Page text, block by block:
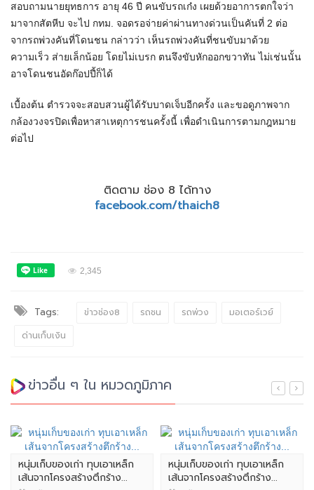
สอบถามนายยุทธการ อายุ 46 ปี คนขับรถเก๋ง เผยด้วยอาการตกใจว่า
มาจากสัตหีบ จะไป กทม. จอดรอจ่ายค่าผ่านทางด่วนเป็นคันที่ 2 ต่อ
จากรถพ่วงคันที่โดนชน กล่าวว่า เห็นรถพ่วงคันที่ชนขับมาด้วย
ความเร็ว ส่ายเล็กน้อย โดยไม่เบรก ตนจึงขับหักออกขวาทัน ไม่เช่นนั้น
อาจโดนชนอัดก๊อปปี้ก็ได้
เบื้องต้น ตำรวจจะสอบสวนผู้ได้รับบาดเจ็บอีกครั้ง และขอดูภาพจาก
กล้องวงจรปิดเพื่อหาสาเหตุการชนครั้งนี้ เพื่อดำเนินการตามกฎหมาย
ต่อไป
ติดตาม ช่อง 8 ได้ทาง
facebook.com/thaich8
2,345
Tags: ข่าวช่อง8 รถชน รถพ่วง
มอเตอร์เวย์
ด่านเก็บเงิน
ข่าวอื่น ๆ ใน หมวดภูมิภาค
หนุ่มเก็บของเก่า ทุบเอาเหล็ก
เส้นจากโครงสร้างตึกร้าง...
หนุ่มเก็บของเก่า ทุบเอาเหล็ก
เส้นจากโครงสร้างตึกร้าง...